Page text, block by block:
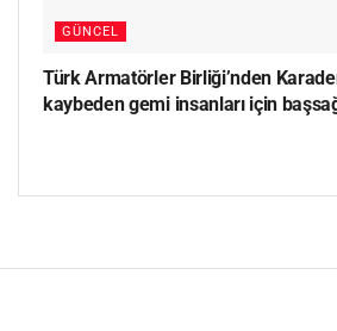
GÜNCEL
Türk Armatörler Birliği’nden
kaybeden gemi insanları için